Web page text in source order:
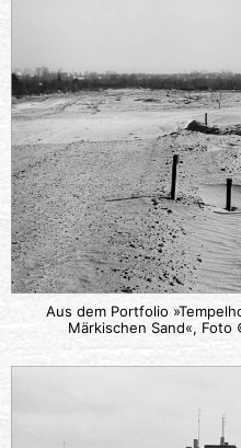
Aus dem Portfolio
Märkischen Sand«,